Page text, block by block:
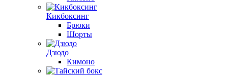
Кикбоксинг
Брюки
Шорты
Дзюдо
Кимоно